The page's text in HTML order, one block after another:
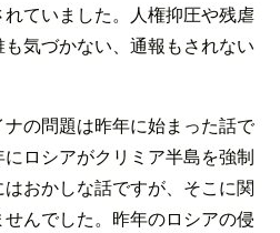
ていました。人権抑圧や残虐
気づかない、通報もされない
の問題は昨年に始まった話で
ロシアがクリミア半島を強制
おかしな話ですが、そこに関
んでした。昨年のロシアの侵